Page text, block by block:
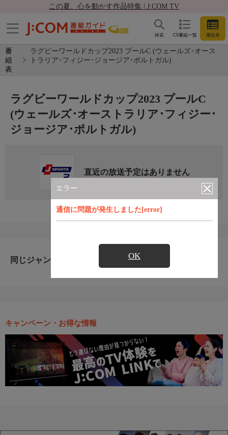
この夏、心を動かす作品特集 | J:COM TV
CS番組一覧 番組表
検索
番
組
表
ラグビーワールドカップ2023 プールC (ウェールズ･オース
トラリア･フィジー･ジョージア･ポルトガル)
エラー
通信に問題が発生しました[error]
OK
ラグビーワールドカップ2023 プールC
(ウェールズ･オーストラリア･フィジー･
ジョージア･ポルトガル)
直近の放送予定はありません
同じジャンルのおすすめ番組
キャンペーン・お得な情報